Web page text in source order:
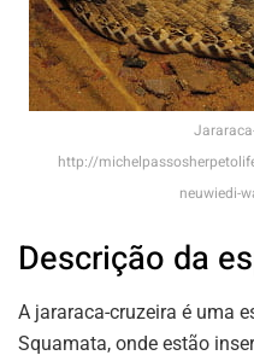
http://
neuwiedi-
Descrição da
A jararaca-cruzeira é uma
Squamata, onde estão